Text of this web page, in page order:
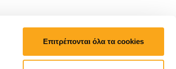
Επιτρέπονται όλα τα cookies